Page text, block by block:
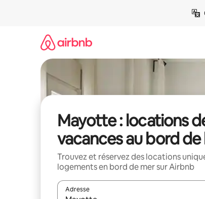
Mayotte : locations
vacances au bord de
Trouvez et réservez des locations
logements en bord de mer sur Airbnb
Adresse